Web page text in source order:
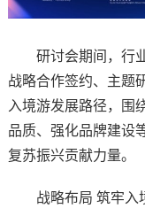
研讨会期间，行业
战略合作签约、主题
入境游发展路径，围
品质、强化品牌建设
复苏振兴贡献力量。
战略布局 筑牢入